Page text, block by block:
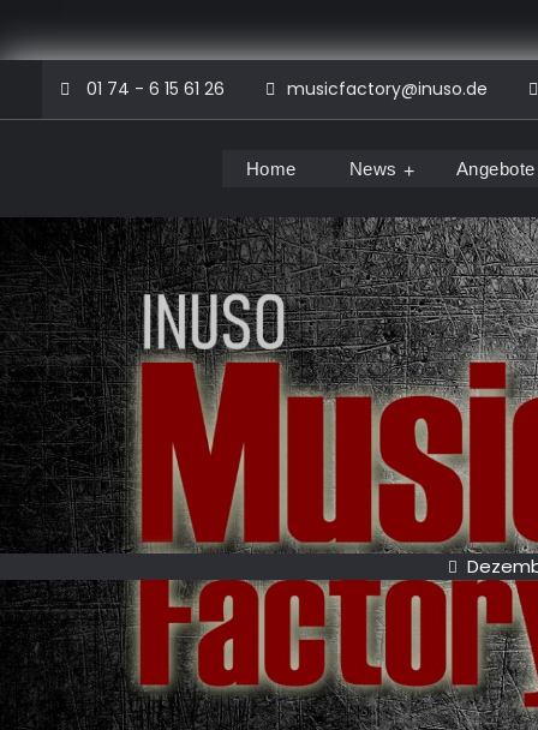
content
01 74 - 6 15 61 26 musicfactory@inuso.de
Home News Angebote